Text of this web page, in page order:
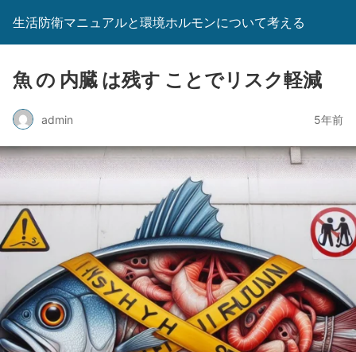
生活防衛マニュアルと環境ホルモンについて考える
魚 の 内臓 は残す ことでリスク軽減
admin 5年前